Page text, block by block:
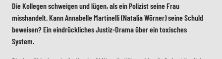
Die Kollegen schweigen und lügen, als ein Polizist seine Frau
misshandelt. Kann Annabelle Martinelli (Natalia Wörner) seine Schuld
beweisen? Ein eindrückliches Justiz-Drama über ein toxisches
System.